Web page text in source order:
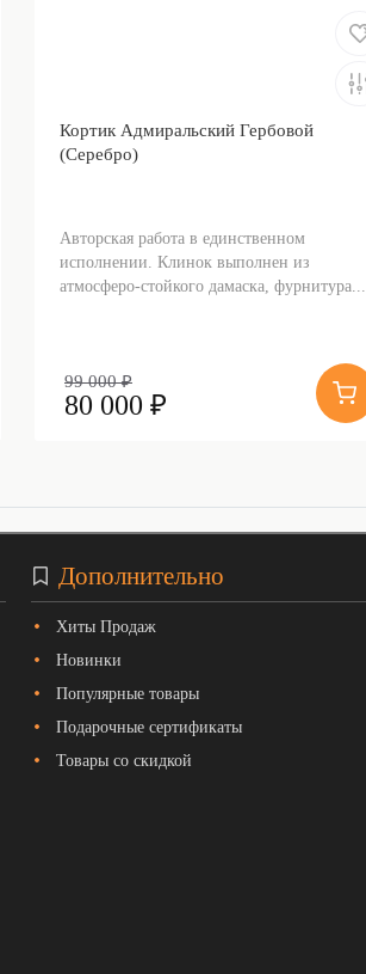
Кортик Адмиральский Гербовой
(Серебро)
Авторская работа в единственном
исполнении. Клинок выполнен из
атмосферо-стойкого дамаска, фурнитура...
99 000 ₽
80 000 ₽
Дополнительно
Хиты Продаж
Новинки
Популярные товары
Подарочные сертификаты
Товары со скидкой